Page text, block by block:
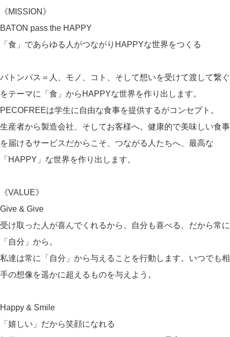
《MISSION》
BATON pass the HAPPY
「食」であらゆる人がつながりHAPPYな世界をつくる
バトンパス＝人、モノ、コト、そして想いを受けて渡して繋ぐ
をテーマに「食」からHAPPYな世界を作り出します。
PECOFREEは学生に自由な食事を提供するがコンセプト。
生産者から製造会社、そしてお客様へ。健康的で美味しい食事
を届けるサービスだからこそ、つながる人たちへ、最高な
「HAPPY」な世界を作り出します。
《VALUE》
Give & Give
受け取った人が喜んでくれるから、自分も喜べる、だから常に
「自分」から。
私達は常に「自分」から与えることを行動します。いつでも相
手の想像を遥かに超えるものを与えよう。
Happy & Smile
「嬉しい」だから笑顔になれる